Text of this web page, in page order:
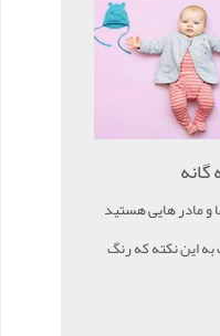
و مادر هایی هستید
این نکته که رنگ